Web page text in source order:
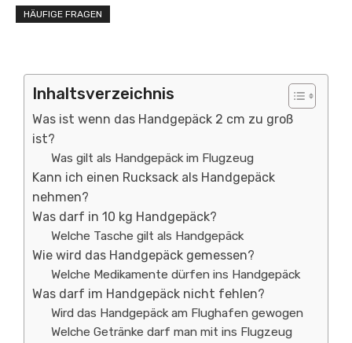
HÄUFIGE FRAGEN
Inhaltsverzeichnis
Was ist wenn das Handgepäck 2 cm zu groß
ist?
Was gilt als Handgepäck im Flugzeug
Kann ich einen Rucksack als Handgepäck
nehmen?
Was darf in 10 kg Handgepäck?
Welche Tasche gilt als Handgepäck
Wie wird das Handgepäck gemessen?
Welche Medikamente dürfen ins Handgepäck
Was darf im Handgepäck nicht fehlen?
Wird das Handgepäck am Flughafen gewogen
Welche Getränke darf man mit ins Flugzeug